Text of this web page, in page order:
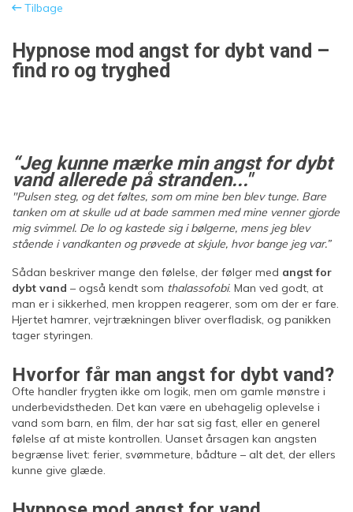
Tilbage
Hypnose mod angst for dybt vand –
find ro og tryghed
“Jeg kunne mærke min angst for dybt
vand allerede på stranden..."
"Pulsen steg, og det føltes, som om mine ben blev tunge. Bare
tanken om at skulle ud at bade sammen med mine venner gjorde
mig svimmel. De lo og kastede sig i bølgerne, mens jeg blev
stående i vandkanten og prøvede at skjule, hvor bange jeg var.”
Sådan beskriver mange den følelse, der følger med angst for
dybt vand – også kendt som thalassofobi. Man ved godt, at
man er i sikkerhed, men kroppen reagerer, som om der er fare.
Hjertet hamrer, vejrtrækningen bliver overfladisk, og panikken
tager styringen.
Hvorfor får man angst for dybt vand?
Ofte handler frygten ikke om logik, men om gamle mønstre i
underbevidstheden. Det kan være en ubehagelig oplevelse i
vand som barn, en film, der har sat sig fast, eller en generel
følelse af at miste kontrollen. Uanset årsagen kan angsten
begrænse livet: ferier, svømmeture, bådture – alt det, der ellers
kunne give glæde.